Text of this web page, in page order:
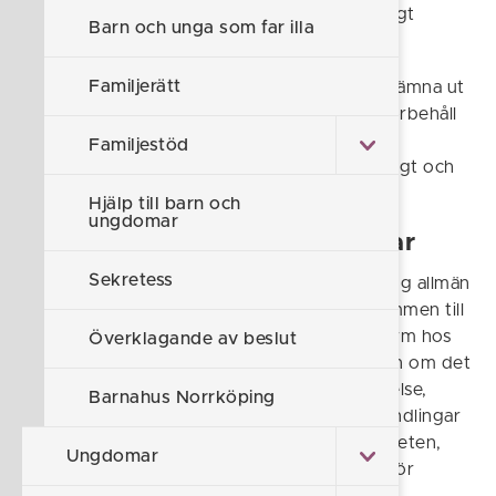
Barn och unga som far illa
Familjerätt
Familjestöd
Hjälp till barn och
ungdomar
Sekretess
Överklagande av beslut
Barnahus Norrköping
Ungdomar
göra prövningen om det kan ske utan onödigt
Av 6:7 § OSL framgår att ett beslut att inte lämna ut
en handling, att lämna ut en handling med förbehåll
eller avslå en begäran enligt 6:6 § OSL får
överklagas. Ett sådant beslut ska vara skriftligt och
överklagas enligt 6:8 § OSL till Kammarrätt.
Regler för allmänna handlingar
Enligt Tryckfrihetsförordningen är en handling allmän
om den förvaras hos en myndighet, är inkommen till
en myndighet eller upprättad i sin slutliga form hos
en myndighet. En handling är t ex inte allmän om det
är ett internt arbetsmaterial (utkast till skrivelse,
minnesanteckningar och liknande). Dessa handlingar
blir allmänna när de skickas utanför myndigheten,
färdigställs, justeras samt när ärendet de tillhör